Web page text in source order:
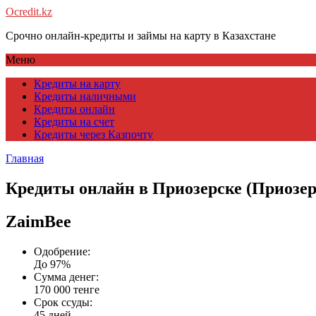
Ocredit.kz
Срочно онлайн-кредиты и займы на карту в Казахстане
Меню
Кредиты на карту
Кредиты наличными
Кредиты онлайн
Кредиты на счет
Кредиты через Казпочту
Главная
Кредиты онлайн в Приозерске
ZaimBee
Одобрение:
До 97%
Сумма денег:
170 000 тенге
Срок ссуды: